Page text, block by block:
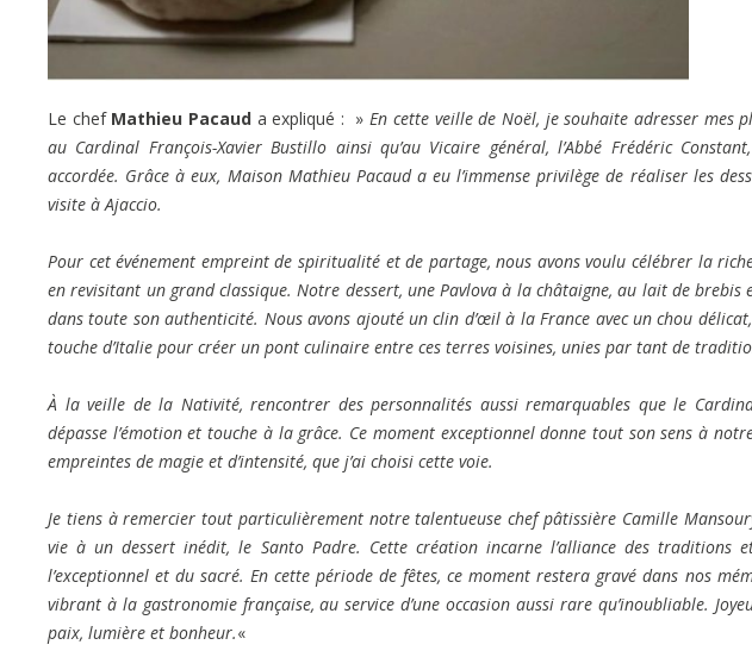
Le chef Mathieu Pacaud a expliqué : » En cette veille de Noël, je souhaite adresser mes
au Cardinal François-Xavier Bustillo ainsi qu’au Vicaire général, l’Abbé Frédéric
accordée. Grâce à eux, Maison Mathieu Pacaud a eu l’immense privilège de réaliser les
visite à Ajaccio.
Pour cet événement empreint de spiritualité et de partage, nous avons voulu célébrer la
en revisitant un grand classique. Notre dessert, une Pavlova à la châtaigne, au lait de
dans toute son authenticité. Nous avons ajouté un clin d’œil à la France avec un chou
touche d’Italie pour créer un pont culinaire entre ces terres voisines, unies par tant de
À la veille de la Nativité, rencontrer des personnalités aussi remarquables que le
dépasse l’émotion et touche à la grâce. Ce moment exceptionnel donne tout son sens à
empreintes de magie et d’intensité, que j’ai choisi cette voie.
Je tiens à remercier tout particulièrement notre talentueuse chef pâtissière Camille
vie à un dessert inédit, le Santo Padre. Cette création incarne l’alliance des traditions
l’exceptionnel et du sacré. En cette période de fêtes, ce moment restera gravé dans nos
vibrant à la gastronomie française, au service d’une occasion aussi rare qu’inoubliable.
paix, lumière et bonheur.«